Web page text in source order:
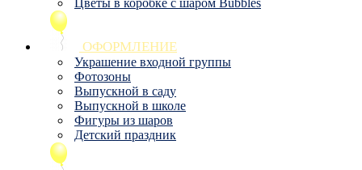
Цветы в коробке с шаром Bubbles
ОФОРМЛЕНИЕ
Украшение входной группы
Фотозоны
Выпускной в саду
Выпускной в школе
Фигуры из шаров
Детский праздник